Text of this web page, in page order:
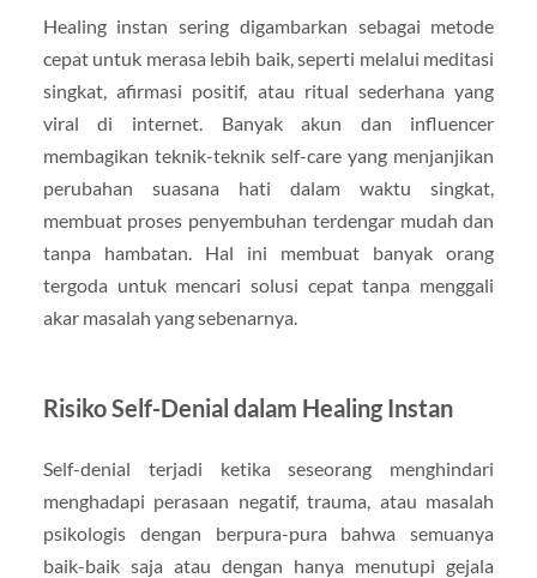
Healing instan sering digambarkan sebagai metode
cepat untuk merasa lebih baik, seperti melalui meditasi
singkat, afirmasi positif, atau ritual sederhana yang
viral di internet. Banyak akun dan influencer
membagikan teknik-teknik self-care yang menjanjikan
perubahan suasana hati dalam waktu singkat,
membuat proses penyembuhan terdengar mudah dan
tanpa hambatan. Hal ini membuat banyak orang
tergoda untuk mencari solusi cepat tanpa menggali
akar masalah yang sebenarnya.
Risiko Self-Denial dalam Healing Instan
Self-denial terjadi ketika seseorang menghindari
menghadapi perasaan negatif, trauma, atau masalah
psikologis dengan berpura-pura bahwa semuanya
baik-baik saja atau dengan hanya menutupi gejala